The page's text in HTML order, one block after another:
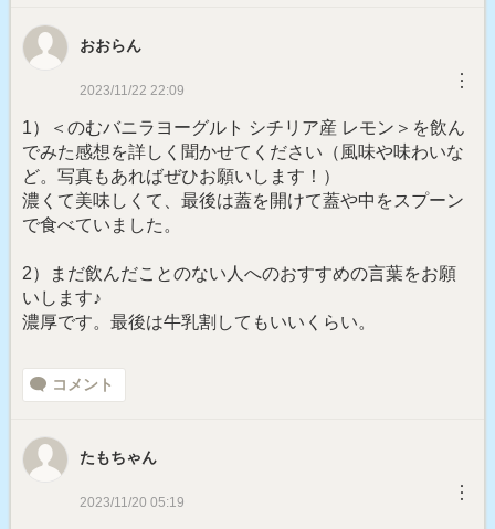
おおらん
2023/11/22 22:09 ︙
1）＜のむバニラヨーグルト シチリア産 レモン＞を飲ん
でみた感想を詳しく聞かせてください（風味や味わいな
ど。写真もあればぜひお願いします！）
濃くて美味しくて、最後は蓋を開けて蓋や中をスプーン
で食べていました。
2）まだ飲んだことのない人へのおすすめの言葉をお願
いします♪
濃厚です。最後は牛乳割してもいいくらい。
コメント
たもちゃん
2023/11/20 05:19 ︙